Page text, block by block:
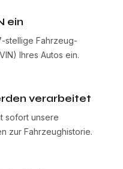
ein
stellige Fahrzeug-
Ihres Autos ein.
verarbeitet
sofort unsere
zur Fahrzeughistorie.